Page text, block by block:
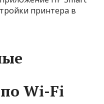
принтера в
Wi-Fi